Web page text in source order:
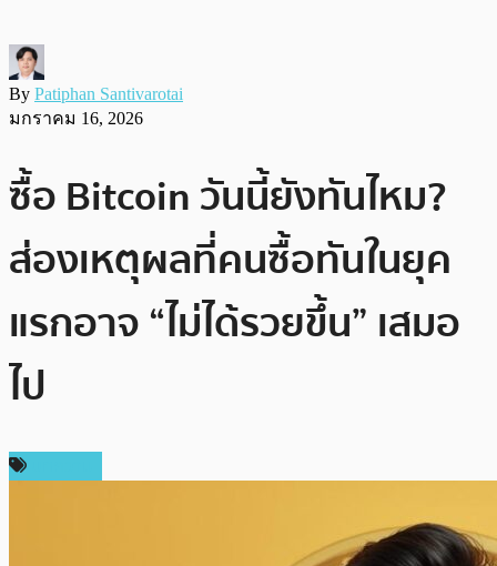
By Patiphan Santivarotai
มกราคม 16, 2026
ซื้อ Bitcoin วันนี้ยังทันไหม?
ส่องเหตุผลที่คนซื้อทันในยุค
แรกอาจ “ไม่ได้รวยขึ้น” เสมอ
ไป